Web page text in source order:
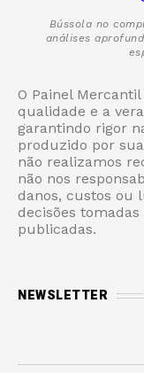
Bússola no
análises
O Painel
qualidade e a
garantindo rigor
produzido por
não realizamos
não nos
danos, custos ou
decisões
publicadas.
NEWSLETTER